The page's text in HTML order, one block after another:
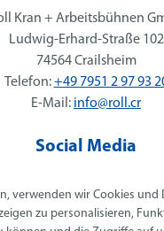
Kran + Arbeitsbühnen
Ludwig-Erhard-Straße 102
74564 Crailsheim
Telefon:+49 7951 2 97 93
E-Mail: info@roll.cr
Social Media
verwenden wir Cookies
zu personalisieren,